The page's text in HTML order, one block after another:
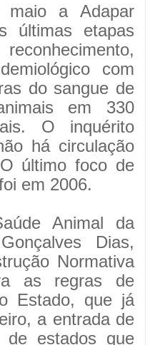
a Adapar
últimas etapas
com
do sangue de
em 330
O inquérito
há circulação
último foco de
em 2006.
Animal da
Dias,
Normativa
as regras de
Estado, que já
a entrada de
de estados que